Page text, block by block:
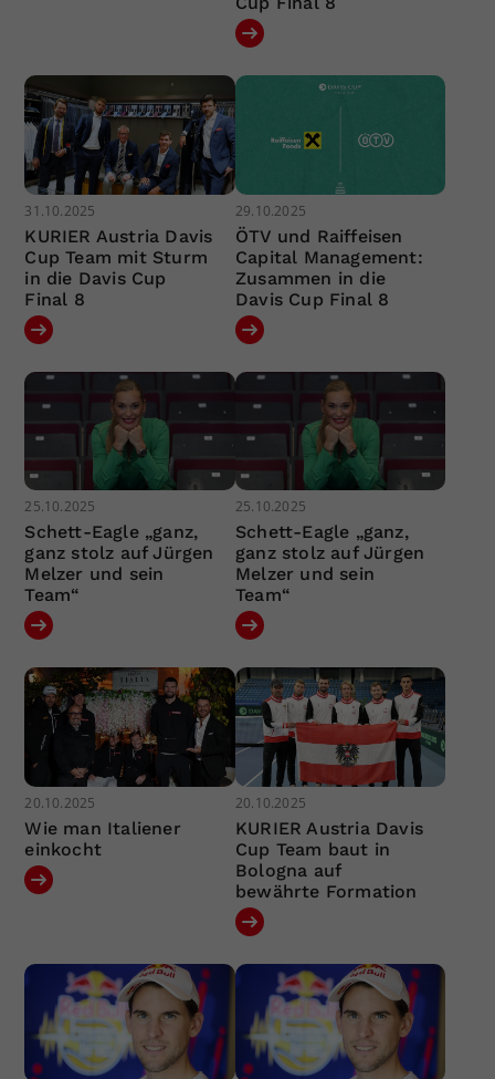
31.10.2025
KURIER Austria Davis
Cup Team mit Sturm
in die Davis Cup
Final 8
29.10.2025
ÖTV und Raiffeisen
Capital Management:
Zusammen in die
Davis Cup Final 8
25.10.2025
Schett-Eagle „ganz,
ganz stolz auf Jürgen
Melzer und sein
Team“
25.10.2025
Schett-Eagle „ganz,
ganz stolz auf Jürgen
Melzer und sein
Team“
20.10.2025
Wie man Italiener
einkocht
20.10.2025
KURIER Austria Davis
Cup Team baut in
Bologna auf
bewährte Formation